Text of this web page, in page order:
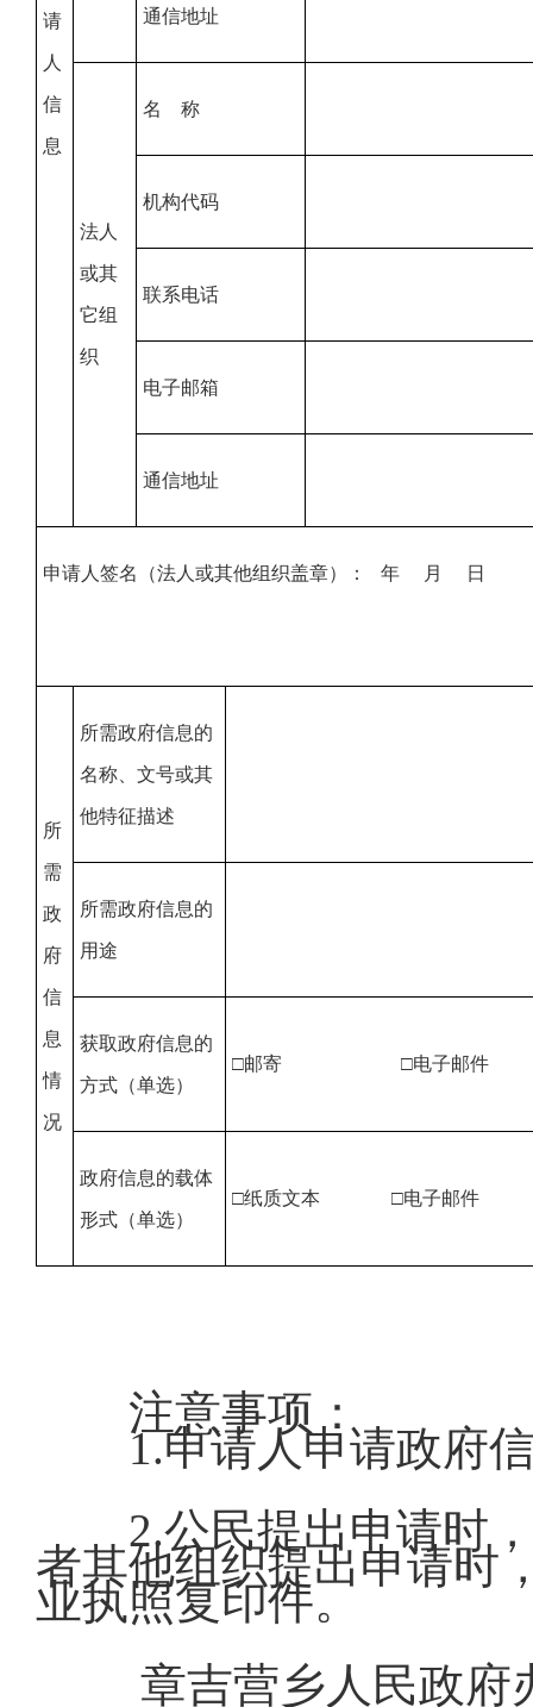
请
人
信
息
通信地址
法人
或其
它组
织
名 称
机构代码
联系电话
电子邮箱
通信地址
申请人签名（法人或其他组织盖章）： 年 月 日
所
需
政
府
信
息
情
况
所需政府信息的
名称、文号或其
他特征描述
所需政府信息的
用途
获取政府信息的
方式（单选）
□邮寄 □电子邮件
政府信息的载体
形式（单选）
□纸质文本 □电子邮件
注意事项：
1.申请人申请政府信
2.公民提出申请时
者其他组织提出申请时
业执照复印件。
章吉营乡人民政府